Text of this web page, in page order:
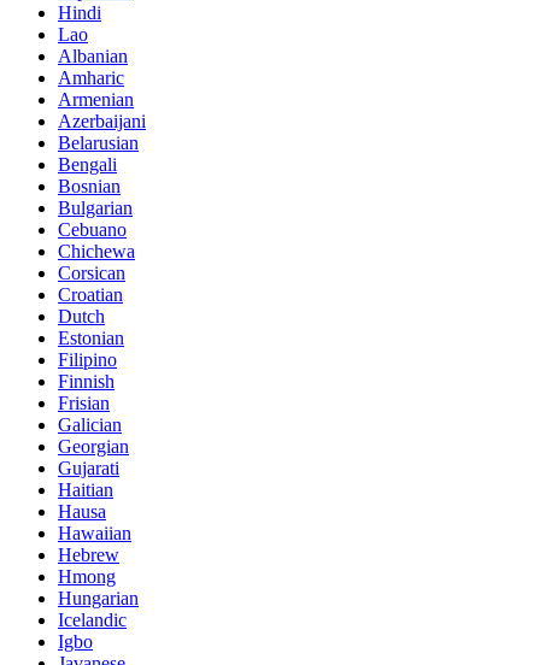
Hindi
Lao
Albanian
Amharic
Armenian
Azerbaijani
Belarusian
Bengali
Bosnian
Bulgarian
Cebuano
Chichewa
Corsican
Croatian
Dutch
Estonian
Filipino
Finnish
Frisian
Galician
Georgian
Gujarati
Haitian
Hausa
Hawaiian
Hebrew
Hmong
Hungarian
Icelandic
Igbo